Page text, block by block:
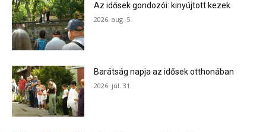
Az idősek gondozói: kinyújtott kezek
2026. aug. 5.
Barátság napja az idősek otthonában
2026. júl. 31.